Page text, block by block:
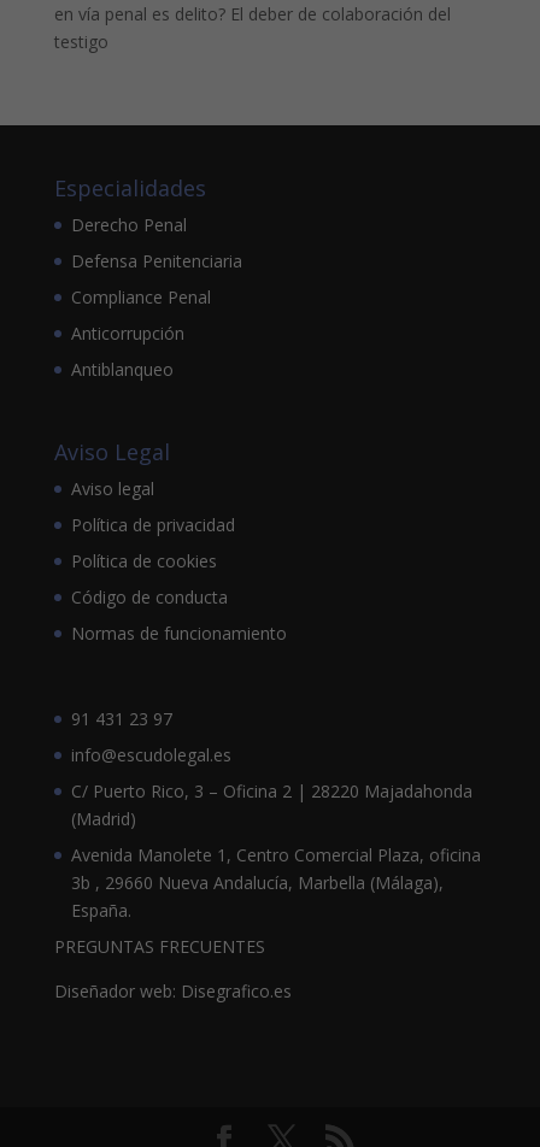
en vía penal es delito? El deber de colaboración del
testigo
Especialidades
Derecho Penal
Defensa Penitenciaria
Compliance Penal
Anticorrupción
Antiblanqueo
Aviso Legal
Aviso legal
Política de privacidad
Política de cookies
Código de conducta
Normas de funcionamiento
91 431 23 97
info@escudolegal.es
C/ Puerto Rico, 3 – Oficina 2 | 28220 Majadahonda
(Madrid)
Avenida Manolete 1, Centro Comercial Plaza, oficina
3b , 29660 Nueva Andalucía, Marbella (Málaga),
España.
PREGUNTAS FRECUENTES
Diseñador web: Disegrafico.es